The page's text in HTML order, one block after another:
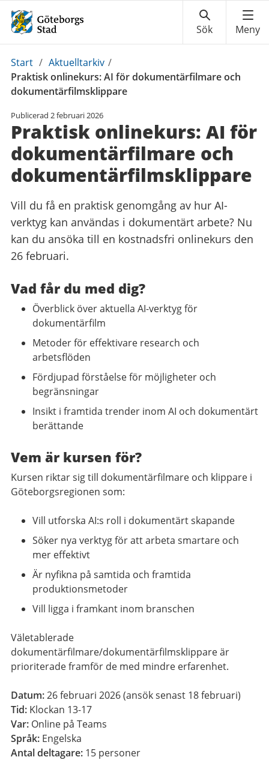
Du
är
här:
Start / Aktuelltarkiv /
Praktisk onlinekurs: AI för dokumentärfilmare och
dokumentärfilmsklippare
Publicerad 2 februari 2026
Praktisk onlinekurs: AI för
dokumentärfilmare och
dokumentärfilmsklippare
Vill du få en praktisk genomgång av hur AI-
verktyg kan användas i dokumentärt arbete? Nu
kan du ansöka till en kostnadsfri onlinekurs den
26 februari.
Vad får du med dig?
Överblick över aktuella AI-verktyg för
dokumentärfilm
Metoder för effektivare research och
arbetsflöden
Fördjupad förståelse för möjligheter och
begränsningar
Insikt i framtida trender inom AI och dokumentärt
berättande
Vem är kursen för?
Kursen riktar sig till dokumentärfilmare och klippare i
Göteborgsregionen som:
Vill utforska AI:s roll i dokumentärt skapande
Söker nya verktyg för att arbeta smartare och
mer effektivt
Är nyfikna på samtida och framtida
produktionsmetoder
Vill ligga i framkant inom branschen
Väletablerade
dokumentärfilmare/dokumentärfilmsklippare är
prioriterade framför de med mindre erfarenhet.
Datum:26 februari 2026 (ansök senast 18 februari)
Tid: Klockan 13-17
Var: Online på Teams
Språk: Engelska
Antal deltagare: 15 personer